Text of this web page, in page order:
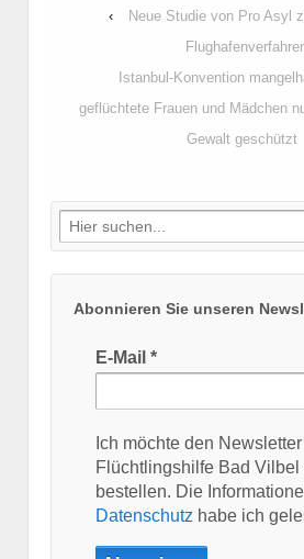
‹
Neue Studie von Pro Asyl
Istanbul-Konvention
geflüchtete Frauen und Mädchen
Gewalt geschützt
Suche
nach:
Abonnieren Sie unseren
E-Mail *
Ich möchte den
Flüchtlingshilfe Bad Vilbel
bestellen. Die
Datenschutz habe ich